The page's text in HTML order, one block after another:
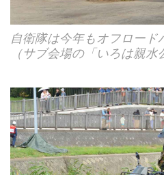
自衛隊は今年もオフロー
（サブ会場の「いろは親水